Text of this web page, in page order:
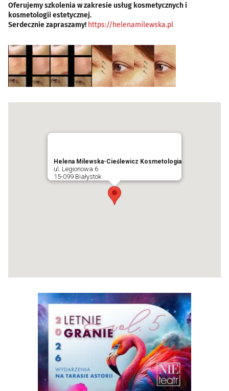
Oferujemy szkolenia w zakresie usług kosmetycznych i
kosmetologii estetycznej.
Serdecznie zapraszamy! https://helenamilewska.pl
Helena Milewska-Cieślewicz Kosmetologia
ul. Legionowa 6
15-099 Białystok